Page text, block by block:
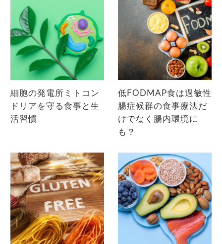
細胞の発電所ミトコン
ドリアを守る食事と生
活習慣
低FODMAP食は過敏性
腸症候群の食事療法だ
けでなく腸内環境に
も？